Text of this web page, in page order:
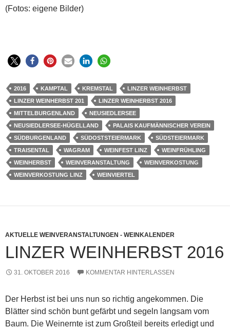
(Fotos: eigene Bilder)
2016 KAMPTAL KREMSTAL
LINZER WEINHERBST
LINZER WEINHERBST 201
LINZER WEINHERBST 2016
MITTELBURGENLAND
NEUSIEDLERSEE
NEUSIEDLERSEE-HÜGELLAND
PALAIS KAUFMÄNNISCHER VEREIN
SÜDBURGENLAND
SÜDOSTSTEIERMARK
SÜDSTEIERMARK
TRAISENTAL
WAGRAM WEINFEST LINZ
WEINFRÜHLING
WEINHERBST
WEINVERANSTALTUNG
WEINVERKOSTUNG
WEINVERKOSTUNG LINZ
WEINVIERTEL
AKTUELLE WEINVERANSTALTUNGEN - WEINKALENDER
LINZER WEINHERBST 2016
31. OKTOBER 2016 KOMMENTAR HINTERLASSEN
Der Herbst ist bei uns nun so richtig angekommen. Die
Blätter sind schön bunt gefärbt und segeln langsam vom
Baum. Die Weinernte ist zum Großteil bereits erledigt und